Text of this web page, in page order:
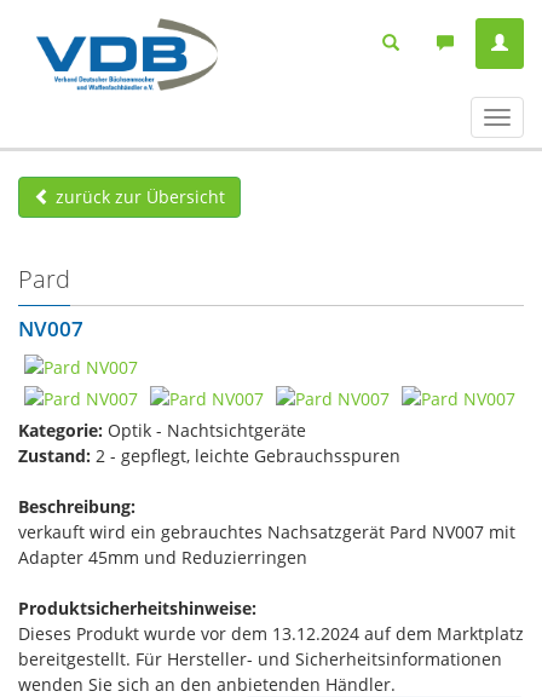
ein-/
zurück zur Übersicht
Pard
NV007
Kategorie: Optik - Nachtsichtgeräte
Zustand: 2 - gepflegt, leichte Gebrauchsspuren
Beschreibung:
verkauft wird ein gebrauchtes Nachsatzgerät Pard NV007 mit
Adapter 45mm und Reduzierringen
Produktsicherheitshinweise:
Dieses Produkt wurde vor dem 13.12.2024 auf dem Marktplatz
bereitgestellt. Für Hersteller- und Sicherheitsinformationen
wenden Sie sich an den anbietenden Händler.